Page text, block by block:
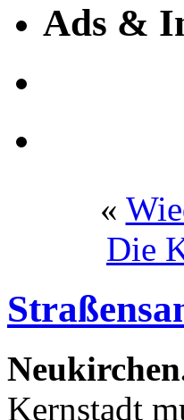
Ads &
«
Die
Kernstadt